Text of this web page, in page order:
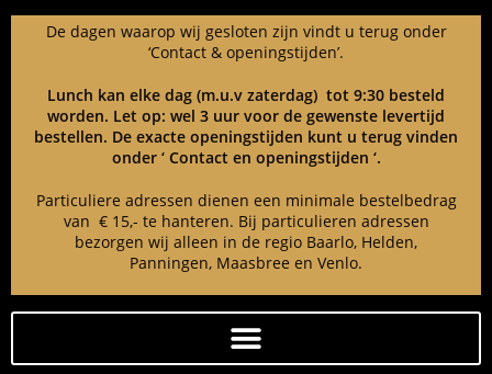
De dagen waarop wij gesloten zijn vindt u terug onder
‘Contact & openingstijden’.
Lunch kan elke dag (m.u.v zaterdag) tot 9:30 besteld
worden. Let op: wel 3 uur voor de gewenste levertijd
bestellen. De exacte openingstijden kunt u terug vinden
onder ‘ Contact en openingstijden ‘.
Particuliere adressen dienen een minimale bestelbedrag
van € 15,- te hanteren. Bij particulieren adressen
bezorgen wij alleen in de regio Baarlo, Helden,
Panningen, Maasbree en Venlo.